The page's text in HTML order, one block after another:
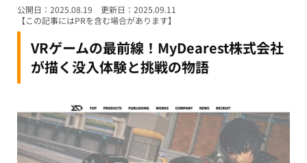
VRゲームの最前線！MyDearest株式会社
が描く没入体験と挑戦の物語
公開日：2025.08.19
更新日：2025.09.11
【この記事にはPRを含む場合があります】